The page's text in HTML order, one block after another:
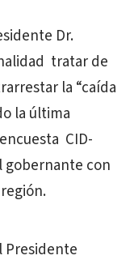
Dr.
tratar de
la “caída
la última
CID-
gobernante con
Presidente